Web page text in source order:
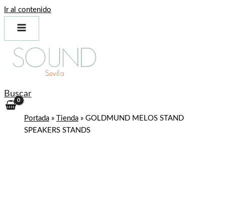
Ir al contenido
Buscar
Portada » Tienda » GOLDMUND MELOS STAND
SPEAKERS STANDS